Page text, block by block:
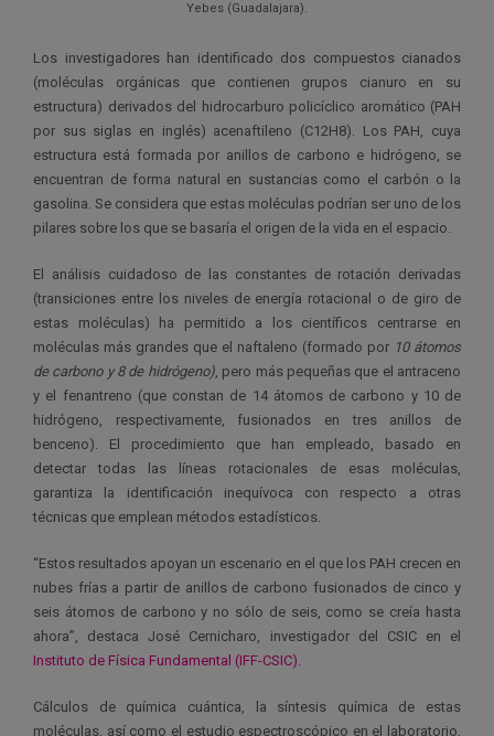
Yebes (Guadalajara).
Los investigadores han identificado dos compuestos cianados
(moléculas orgánicas que contienen grupos cianuro en su
estructura) derivados del hidrocarburo policíclico aromático (PAH
por sus siglas en inglés) acenaftileno (C12H8). Los PAH, cuya
estructura está formada por anillos de carbono e hidrógeno, se
encuentran de forma natural en sustancias como el carbón o la
gasolina. Se considera que estas moléculas podrían ser uno de los
pilares sobre los que se basaría el origen de la vida en el espacio.
El análisis cuidadoso de las constantes de rotación derivadas
(transiciones entre los niveles de energía rotacional o de giro de
estas moléculas) ha permitido a los científicos centrarse en
moléculas más grandes que el naftaleno (formado por 10 átomos
de carbono y 8 de hidrógeno), pero más pequeñas que el antraceno
y el fenantreno (que constan de 14 átomos de carbono y 10 de
hidrógeno, respectivamente, fusionados en tres anillos de
benceno). El procedimiento que han empleado, basado en
detectar todas las líneas rotacionales de esas moléculas,
garantiza la identificación inequívoca con respecto a otras
técnicas que emplean métodos estadísticos.
“Estos resultados apoyan un escenario en el que los PAH crecen en
nubes frías a partir de anillos de carbono fusionados de cinco y
seis átomos de carbono y no sólo de seis, como se creía hasta
ahora”, destaca José Cernicharo, investigador del CSIC en el
Instituto de Física Fundamental (IFF-CSIC).
Cálculos de química cuántica, la síntesis química de estas
moléculas, así como el estudio espectroscópico en el laboratorio,